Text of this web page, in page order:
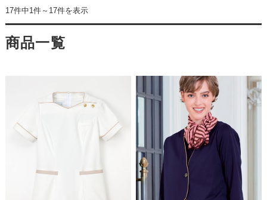
17件中1件～17件を表示
商品一覧